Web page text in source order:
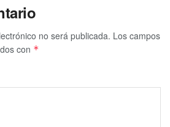
no será publicada. Los campos
con *